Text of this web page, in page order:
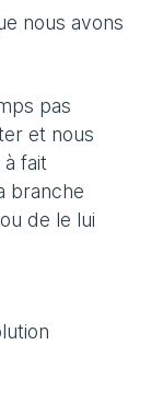
nous avons
pas
et nous
fait
branche
de le lui